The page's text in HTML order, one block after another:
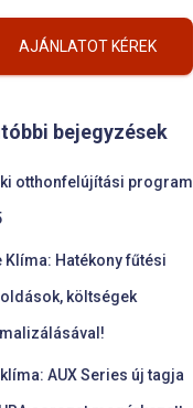
AJÁNLATOT KÉREK
bejegyzések
otthonfelújítási program
Klíma: Hatékony fűtési
költségek
AUX Series új tagja